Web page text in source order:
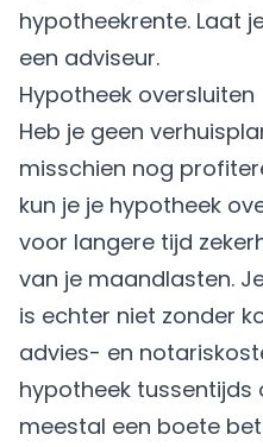
hypotheekrente. Laat
een adviseur.
Hypotheek oversluiten
Heb je geen
misschien nog
kun je je hypotheek
voor langere tijd
van je maandlasten.
is echter niet zonder
advies- en
hypotheek tussentijds
meestal een boete